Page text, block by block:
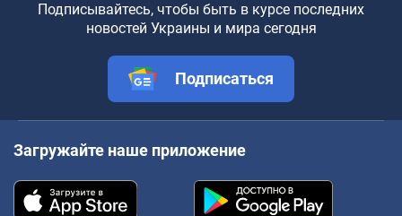
Подписывайтесь, чтобы быть в курсе последних
новостей Украины и мира сегодня
Подписаться
Загружайте наше приложение